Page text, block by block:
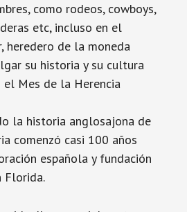
como rodeos, cowboys,
etc, incluso en el
heredero de la moneda
su historia y su cultura
el Mes de la Herencia
la historia anglosajona de
comenzó casi 100 años
española y fundación
Florida.